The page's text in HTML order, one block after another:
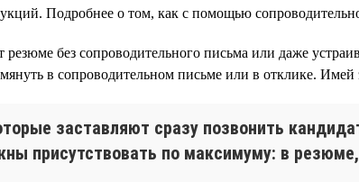
Подробнее о том, как с помощью
без сопроводительного письма или даже
в сопроводительном письме или в отклике. Имей
заставляют сразу позвонить
присутствовать по максимуму: в